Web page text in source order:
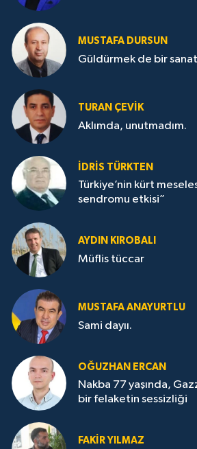
MUSTAFA DURSUN
Güldürmek de bir
TURAN ÇEVİK
Aklımda, unutmadım.
İDRİS TÜRKTEN
Türkiye’nin kürt
sendromu etkisi”
AYDIN KIROBALI
Müflis tüccar
MUSTAFA ANAYURTLU
Sami dayıı.
OĞUZHAN ERCAN
Nakba 77 yaşında,
bir felaketin sessizliği
FAKİR YILMAZ